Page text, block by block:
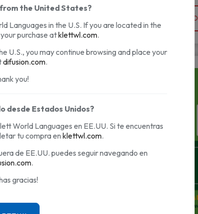
AÑADIR AL CARRITO
the United States?
Languages in the U.S. If you are located in the
purchase atklettwl.com.
U.S., you may continue browsing and place your
difusion.com.
you!
desde Estados Unidos?
World Languages en EE.UU. Si te encuentras
tu compra enklettwl.com.
de EE.UU. puedes seguir navegando en
.
gracias!